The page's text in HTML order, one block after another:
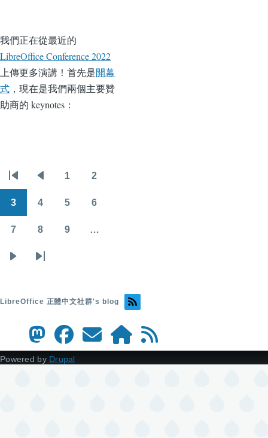
我們正在從最近的
LibreOffice Conference 2022
上傳更多演講！首先是開幕
式 ，現在是我們兩個主要贊
助商的 keynotes：
Pagination
page
page
面
1
面
2
面
3
面
4
面
5 6
面
7
面
8 9 …
頁
Last
LibreOffice 正體中文社群's blog
Powered by Drupal